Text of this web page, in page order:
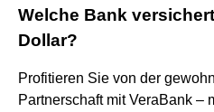
Welche Bank
Dollar?
Profitieren Sie von der
Partnerschaft mit VeraBank –